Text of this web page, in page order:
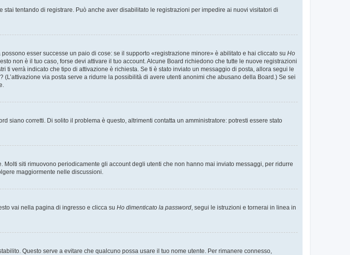
tentando di registrare. Può anche aver disabilitato le registrazioni per impedire ai nuovi visitatori di
esser successe un paio di cose: se il supporto «registrazione minore» è abilitato e hai cliccato su Ho
non è il tuo caso, forse devi attivare il tuo account. Alcune Board richiedono che tutte le nuove registrazioni
ti verrà indicato che tipo di attivazione è richiesta. Se ti è stato inviato un messaggio di posta, allora segui le
via posta serve a ridurre la possibilità di avere utenti anonimi che abusano della Board.) Se sei
siano corretti. Di solito il problema è questo, altrimenti contatta un amministratore: potresti essere stato
siti rimuovono periodicamente gli account degli utenti che non hanno mai inviato messaggi, per ridurre
maggiormente nelle discussioni.
vai nella pagina di ingresso e clicca su Ho dimenticato la password, segui le istruzioni e tornerai in linea in
Questo serve a evitare che qualcuno possa usare il tuo nome utente. Per rimanere connesso,